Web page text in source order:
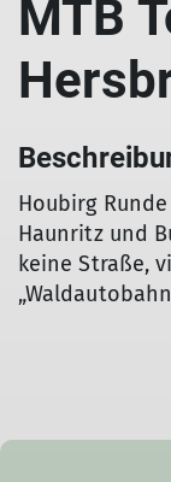
MTB
Houbirg
Haunritz und
keine Straße,